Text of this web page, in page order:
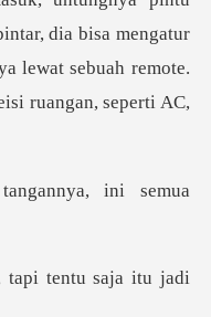
dia bisa mengatur
lewat sebuah remote.
in
tapi tentu saja